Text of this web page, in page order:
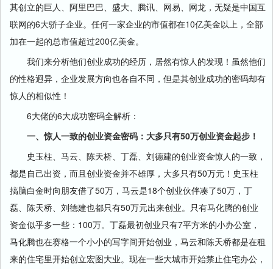
其创立的巨人、阿里巴巴、盛大、腾讯、网易、网龙，无疑是中国互
联网的6大骄子企业。任何一家企业的市值都在10亿美金以上，全部
加在一起的总市值超过200亿美金。
我们来分析他们创业成功的经历，居然有惊人的发现！虽然他们
的性格迥异，企业发展方向也各自不同，但是其创业成功的密码却有
惊人的相似性！
6大佬的6大成功密码全解析：
一、惊人一致的创业资金密码：大多只有50万创业资金起步！
史玉柱、马云、陈天桥、丁磊、刘德建的创业资金惊人的一致，
都是自己出资，而且创业资金并不雄厚，大多只有50万元！史玉柱
搞脑白金时向朋友借了50万，马云是18个创业伙伴凑了50万，丁
磊、陈天桥、刘德建也都只有50万元出来创业。只有马化腾的创业
资金似乎多一些：100万。丁磊最初创业只有7平方米的小办公室，
马化腾也在赛格一个小小的写字间开始创业，马云和陈天桥都是在租
来的住宅里开始创立宏图大业。现在一些大城市开始禁止住宅办公，